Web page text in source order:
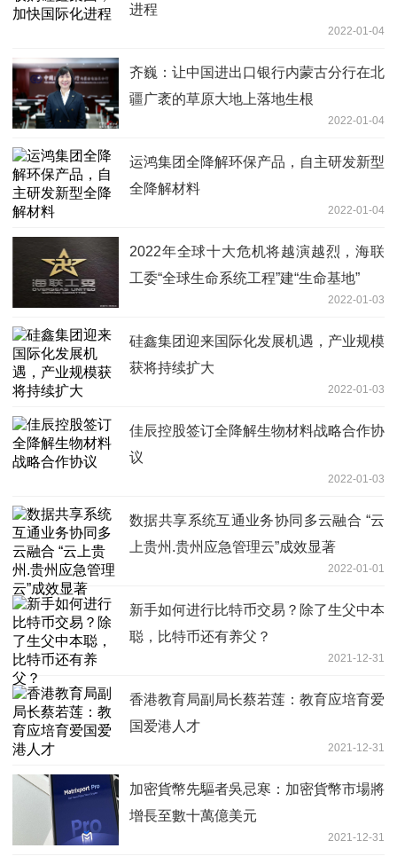
进程
2022-01-04
齐巍：让中国进出口银行内蒙古分行在北
疆广袤的草原大地上落地生根
2022-01-04
运鸿集团全降解环保产品，自主研发新型
全降解材料
2022-01-04
2022年全球十大危机将越演越烈，海联
工委“全球生命系统工程”建“生命基地”
2022-01-03
硅鑫集团迎来国际化发展机遇，产业规模
获将持续扩大
2022-01-03
佳辰控股签订全降解生物材料战略合作协
议
2022-01-03
数据共享系统互通业务协同多云融合 “云
上贵州.贵州应急管理云”成效显著
2022-01-01
新手如何进行比特币交易？除了生父中本
聪，比特币还有养父？
2021-12-31
香港教育局副局长蔡若莲：教育应培育爱
国爱港人才
2021-12-31
加密貨幣先驅者吳忌寒：加密貨幣市場將
增長至數十萬億美元
2021-12-31